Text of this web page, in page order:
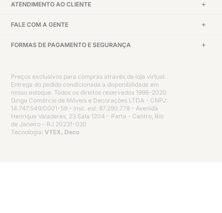
ATENDIMENTO AO CLIENTE
FALE COM A GENTE
FORMAS DE PAGAMENTO E SEGURANÇA
Preços exclusivos para compras através da loja virtual.
Entrega do pedido condicionada a disponibilidade em
nosso estoque. Todos os direitos reservados 1996-2020
Ginga Comércio de Móveis e Decorações LTDA - CNPJ:
14.747.549/0001-59 - Insc. est: 87.290.778 - Avenida
Henrique Valadares, 23 Sala 1204 - Parte - Centro, Rio
de Janeiro - RJ 20231-030
Tecnologia: VTEX, Deco